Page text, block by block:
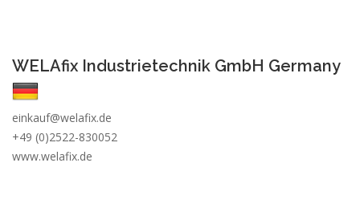
WELAfix Industrietechnik GmbH Germany
einkauf@welafix.de
+49 (0)2522-830052
www.welafix.de